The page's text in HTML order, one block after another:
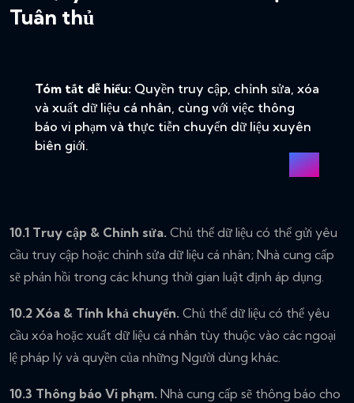
Tuân thủ
Tóm tắt dễ hiểu: Quyền truy cập, chỉnh sửa, xóa
và xuất dữ liệu cá nhân, cùng với việc thông
báo vi phạm và thực tiễn chuyển dữ liệu xuyên
biên giới.
10.1 Truy cập & Chỉnh sửa. Chủ thể dữ liệu có thể gửi yêu
cầu truy cập hoặc chỉnh sửa dữ liệu cá nhân; Nhà cung cấp
sẽ phản hồi trong các khung thời gian luật định áp dụng.
10.2 Xóa & Tính khả chuyển. Chủ thể dữ liệu có thể yêu
cầu xóa hoặc xuất dữ liệu cá nhân tùy thuộc vào các ngoại
lệ pháp lý và quyền của những Người dùng khác.
10.3 Thông báo Vi phạm. Nhà cung cấp sẽ thông báo cho